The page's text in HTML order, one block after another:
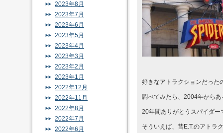
好きなアトラクションだった
調べてみたら、2004年から
20年間ありがとうスパイダ
そういえば、昔E.T.のアトラ
2023年8月
2023年7月
2023年6月
2023年5月
2023年4月
2023年3月
2023年2月
2023年1月
2022年12月
2022年11月
2022年8月
2022年7月
2022年6月